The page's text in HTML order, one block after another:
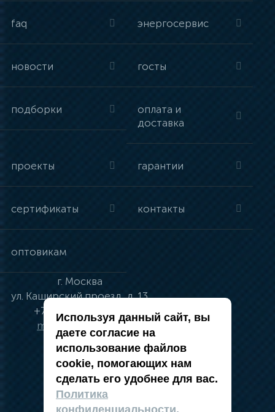
faq энергосервис
новости госты
подборки
оплата и
доставка
проекты гарантии
сертификаты контакты
оптовикам
г. Москва
ул. Каширский проезд, д. 13
+7 (495) 134-41-83
moskva@vincci.ru
политика в отношении обработки
персональных данных
Используя данный сайт, вы
даете согласие на
использование файлов
cookie, помогающих нам
сделать его удобнее для вас.
Политика
конфиденциальности.